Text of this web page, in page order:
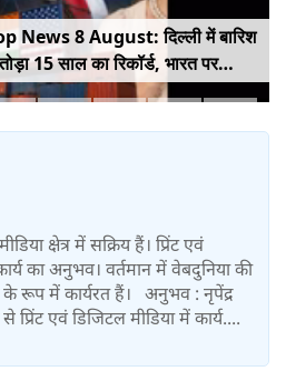
News 8 August: दिल्ली में बारिश
15 साल का रिकॉर्ड, भारत पर
टैरिफ का खतरा; Gen Z पर कंगना
क्षेत्र में सक्रिय हैं। प्रिंट एवं
का अनुभव। वर्तमान में वेबदुनिया की
रूप में कार्यरत हैं। अनुभव : नृपेंद्र
एवं डिजिटल मीडिया में कार्य....